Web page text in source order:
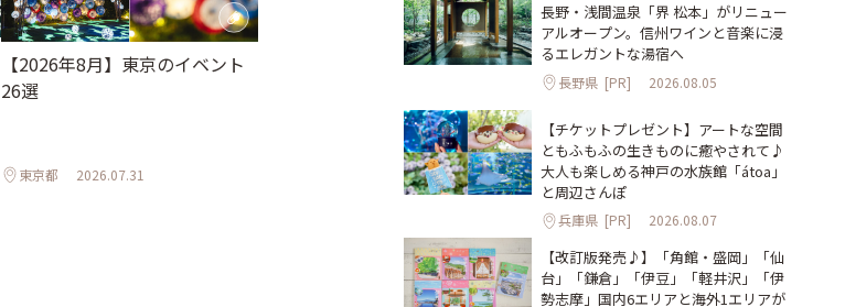
【2026年8月】東京のイベント
26選
東京都 2026.07.31
長野・浅間温泉「界 松本」がリニュー
アルオープン。信州ワインと音楽に浸
るエレガントな湯宿へ
長野県 [PR] 2026.08.05
【チケットプレゼント】アートな空間
ともふもふの生きものに癒やされて♪
大人も楽しめる神戸の水族館「átoa」
と周辺さんぽ
兵庫県 [PR] 2026.08.07
【改訂版発売♪】「角館・盛岡」「仙
台」「鎌倉」「伊豆」「軽井沢」「伊
勢志摩」国内6エリアと海外1エリアが